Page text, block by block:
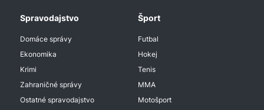
Spravodajstvo
Domáce správy
Ekonomika
Krimi
Zahraničné správy
Ostatné spravodajstvo
Šport
Futbal
Hokej
Tenis
MMA
Motošport